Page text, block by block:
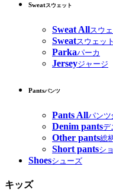
Sweatスウェット
Sweat Allスウ
Sweatスウェット
Parkaパーカ
Jerseyジャージ
Pantsパンツ
Pants Allパンツ
Denim pantsデ
Other pants総
Short pantsシ
Shoesシューズ
キッズ